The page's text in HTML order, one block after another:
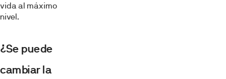
vida al máximo
nivel.
¿Se puede
cambiar la